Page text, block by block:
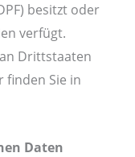
besitzt oder
verfügt.
Drittstaaten
finden Sie in
Daten